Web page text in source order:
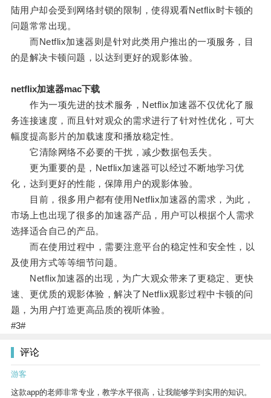
陆用户却会受到网络封锁的限制，使得观看Netflix时卡顿的
问题常常出现。
而Netflix加速器则是针对此类用户推出的一项服务，目
的是解决卡顿问题，以达到更好的观影体验。
netflix加速器mac下载
作为一项先进的技术服务，Netflix加速器不仅优化了服
务连接速度，而且针对观众的需求进行了针对性优化，可大
幅度提高影片的加载速度和播放稳定性。
它清除网络不必要的干扰，减少数据包丢失。
更为重要的是，Netflix加速器可以经过不断地学习优
化，达到更好的性能，保障用户的观影体验。
目前，很多用户都有使用Netflix加速器的需求，为此，
市场上也出现了很多的加速器产品，用户可以根据个人需求
选择适合自己的产品。
而在使用过程中，需要注意平台的稳定性和安全性，以
及使用方式等等细节问题。
Netflix加速器的出现，为广大观众带来了更稳定、更快
速、更优质的观影体验，解决了Netflix观影过程中卡顿的问
题，为用户打造更高品质的视听体验。
#3#
评论
游客
这款app的老师非常专业，教学水平很高，让我能够学到实用的知识。